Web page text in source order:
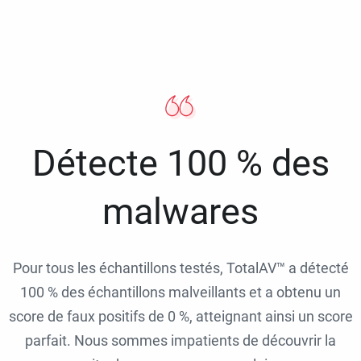
Détecte 100 % des
malwares
Pour tous les échantillons testés, TotalAV™ a détecté
100 % des échantillons malveillants et a obtenu un
score de faux positifs de 0 %, atteignant ainsi un score
parfait. Nous sommes impatients de découvrir la